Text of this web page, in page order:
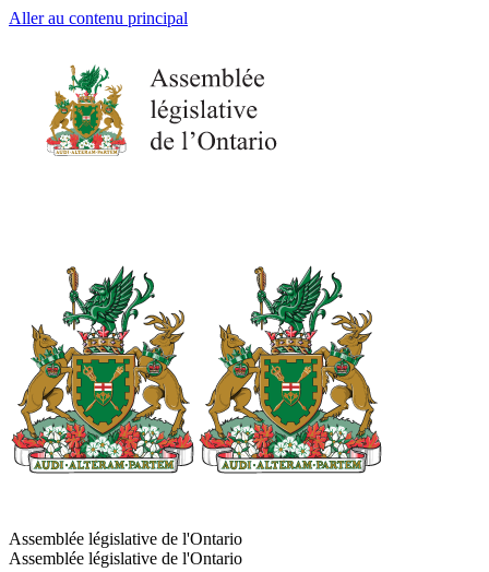
Aller au contenu principal
Assemblée législative de l'Ontario
Assemblée législative de l'Ontario